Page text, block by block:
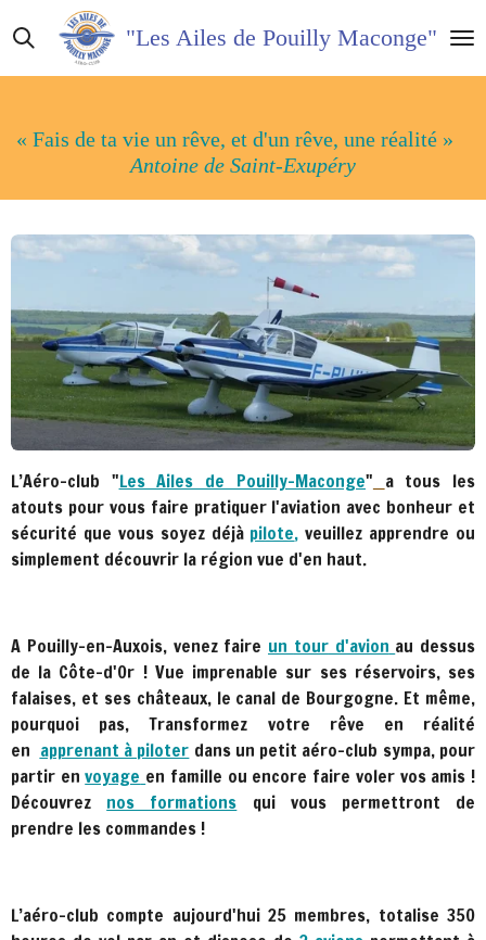
Passer
au
contenu
"Les Ailes de Pouilly Maconge"
« Fais de ta vie un rêve, et d'un rêve, une réalité »
Antoine de Saint-Exupéry
L’Aéro-club "Les Ailes de Pouilly-Maconge" a tous les
atouts pour vous faire pratiquer l'aviation avec bonheur et
sécurité que vous soyez déjà pilote,veuillez apprendre ou
simplement découvrir la région vue d'en haut.
A Pouilly-en-Auxois, venez faire un tourd'avion au dessus
de la Côte-d'Or ! Vue imprenable sur ses réservoirs, ses
falaises, et ses châteaux, le canal de Bourgogne. Et même,
pourquoi pas, Transformez votre rêve en réalité
en apprenant à piloter dans un petit aéro-club sympa, pour
partir envoyage en famille ou encore faire voler vos amis !
Découvrez nos formations
qui vous permettront de
prendre les commandes !
L’aéro-club compte aujourd'hui 25 membres, totalise 350